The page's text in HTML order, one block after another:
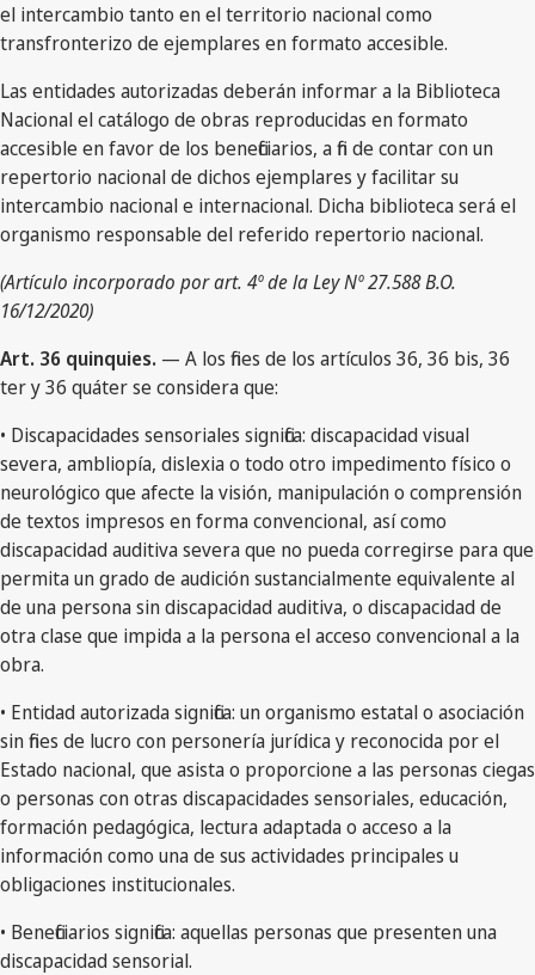
el intercambio tanto en el territorio nacional como
transfronterizo de ejemplares en formato accesible.
Las entidades autorizadas deberán informar a la Biblioteca
Nacional el catálogo de obras reproducidas en formato
accesible en favor de los beneficiarios, a fin de contar con un
repertorio nacional de dichos ejemplares y facilitar su
intercambio nacional e internacional. Dicha biblioteca será el
organismo responsable del referido repertorio nacional.
(Artículo incorporado por art. 4º de la Ley Nº 27.588 B.O.
16/12/2020)
Art. 36 quinquies. — A los fines de los artículos 36, 36 bis, 36
ter y 36 quáter se considera que:
• Discapacidades sensoriales significa: discapacidad visual
severa, ambliopía, dislexia o todo otro impedimento físico o
neurológico que afecte la visión, manipulación o comprensión
de textos impresos en forma convencional, así como
discapacidad auditiva severa que no pueda corregirse para que
permita un grado de audición sustancialmente equivalente al
de una persona sin discapacidad auditiva, o discapacidad de
otra clase que impida a la persona el acceso convencional a la
obra.
• Entidad autorizada significa: un organismo estatal o asociación
sin fines de lucro con personería jurídica y reconocida por el
Estado nacional, que asista o proporcione a las personas ciegas
o personas con otras discapacidades sensoriales, educación,
formación pedagógica, lectura adaptada o acceso a la
información como una de sus actividades principales u
obligaciones institucionales.
• Beneficiarios significa: aquellas personas que presenten una
discapacidad sensorial.